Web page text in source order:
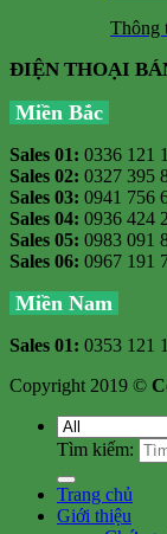
Thông
ĐIỆN THOẠI
Miền Bắc
Sales 01: 0336 121
Sales 02: 0327 395
Sales 03: 0941 756
Sales 04: 0936 424
Sales 05: 0983 091
Sales 06: 0967 191
Miền Nam
Sales 01: 0353 121
Copyright 2019 ©
Tìm kiếm:
Trang chủ
Giới thiệu